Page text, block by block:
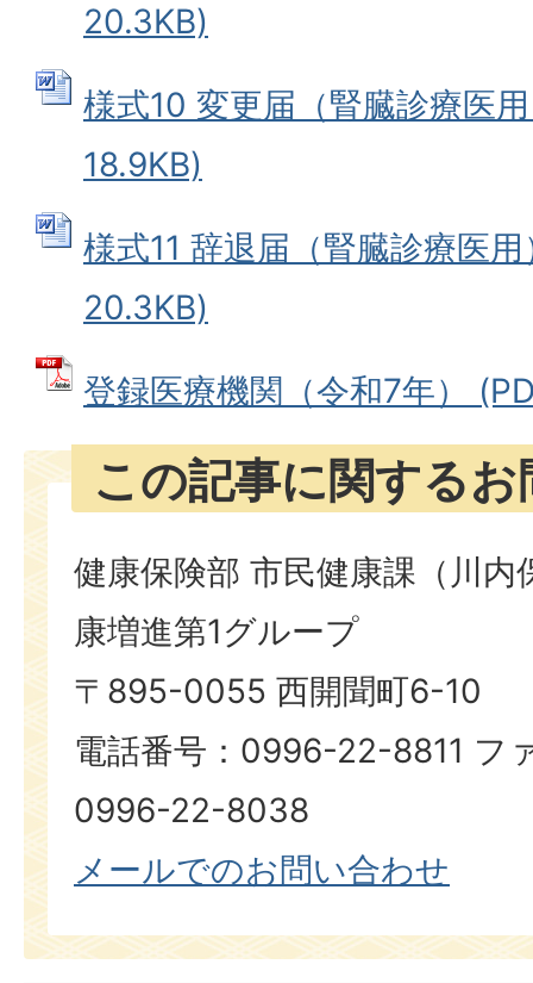
20.3KB)
様式10 変更届（腎臓診療医
18.9KB)
様式11 辞退届（腎臓診療医
20.3KB)
登録医療機関（令和7年）
この記事に関する
健康保険部 市民健康課（川内
康増進第1グループ
〒895-0055 西開聞町6-10
電話番号：0996-22-8811 フ
0996-22-8038
メールでのお問い合わせ